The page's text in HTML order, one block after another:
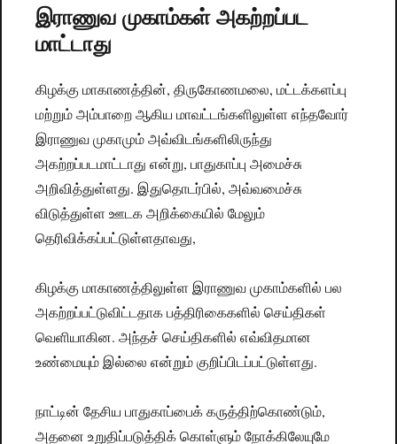
இராணுவ முகாம்கள் அகற்றப்பட
மாட்டாது
கிழக்கு மாகாணத்தின், திருகோணமலை, மட்டக்களப்பு
மற்றும் அம்பாறை ஆகிய மாவட்டங்களிலுள்ள எந்தவோர்
இராணுவ முகாமும் அவ்விடங்களிலிருந்து
அகற்றப்படமாட்டாது என்று, பாதுகாப்பு அமைச்சு
அறிவித்துள்ளது. இதுதொடர்பில், அவ்வமைச்சு
விடுத்துள்ள ஊடக அறிக்கையில் மேலும்
தெரிவிக்கப்பட்டுள்ளதாவது,
கிழக்கு மாகாணத்திலுள்ள இராணுவ முகாம்களில் பல
அகற்றப்பட்டுவிட்டதாக பத்திரிகைகளில் செய்திகள்
வெளியாகின. அந்தச் செய்திகளில் எவ்விதமான
உண்மையும் இல்லை என்றும் குறிப்பிடப்பட்டுள்ளது.
நாட்டின் தேசிய பாதுகாப்பைக் கருத்திற்கொண்டும்,
அதனை உறுதிப்படுத்திக் கொள்ளும் நோக்கிலேயுமே